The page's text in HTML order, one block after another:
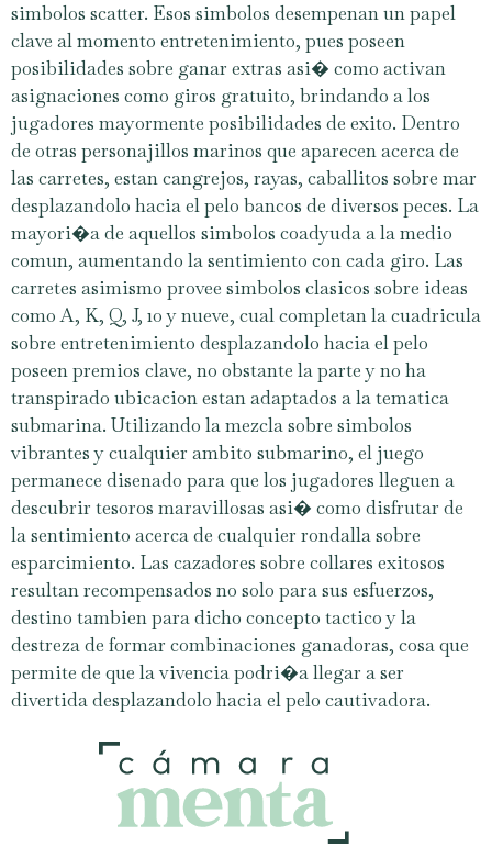
simbolos scatter. Esos simbolos desempenan un papel
clave al momento entretenimiento, pues poseen
posibilidades sobre ganar extras asi� como activan
asignaciones como giros gratuito, brindando a los
jugadores mayormente posibilidades de exito. Dentro
de otras personajillos marinos que aparecen acerca de
las carretes, estan cangrejos, rayas, caballitos sobre mar
desplazandolo hacia el pelo bancos de diversos peces. La
mayori�a de aquellos simbolos coadyuda a la medio
comun, aumentando la sentimiento con cada giro. Las
carretes asimismo provee simbolos clasicos sobre ideas
como A, K, Q, J, 10 y nueve, cual completan la cuadricula
sobre entretenimiento desplazandolo hacia el pelo
poseen premios clave, no obstante la parte y no ha
transpirado ubicacion estan adaptados a la tematica
submarina. Utilizando la mezcla sobre simbolos
vibrantes y cualquier ambito submarino, el juego
permanece disenado para que los jugadores lleguen a
descubrir tesoros maravillosas asi� como disfrutar de
la sentimiento acerca de cualquier rondalla sobre
esparcimiento. Las cazadores sobre collares exitosos
resultan recompensados no solo para sus esfuerzos,
destino tambien para dicho concepto tactico y la
destreza de formar combinaciones ganadoras, cosa que
permite de que la vivencia podri�a llegar a ser
divertida desplazandolo hacia el pelo cautivadora.